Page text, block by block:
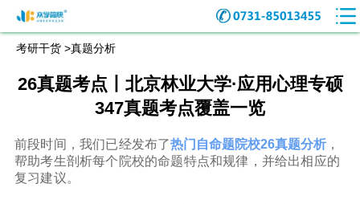
考研干货 >真题分析
26真题考点丨北京林业大学·应用心理专硕
347真题考点覆盖一览
前段时间，我们已经发布了热门自命题院校26真题分析 ，
帮助考生剖析每个院校的命题特点和规律，并给出相应的
复习建议。